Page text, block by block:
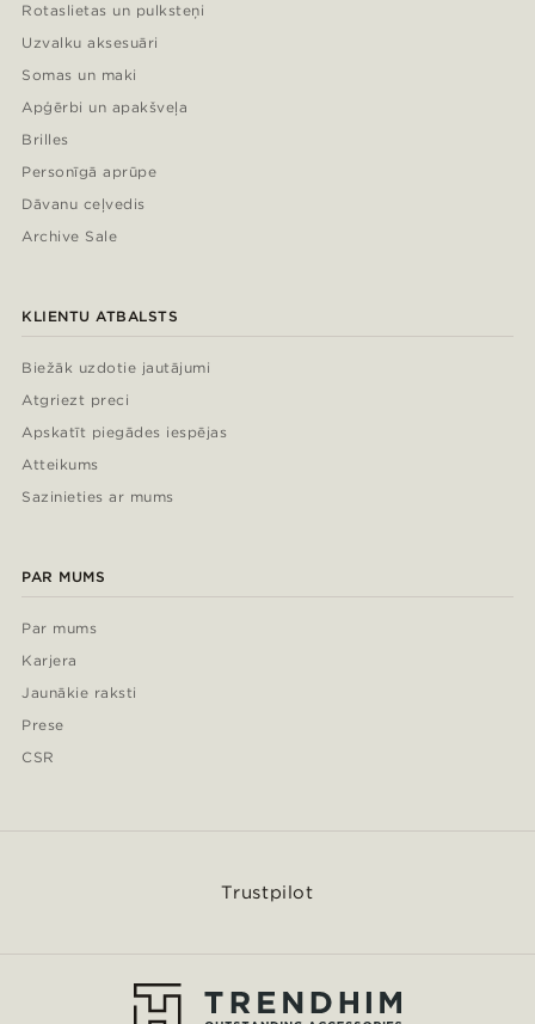
Rotaslietas un pulksteņi
Uzvalku aksesuāri
Somas un maki
Apģērbi un apakšveļa
Brilles
Personīgā aprūpe
Dāvanu ceļvedis
Archive Sale
KLIENTU ATBALSTS
Biežāk uzdotie jautājumi
Atgriezt preci
Apskatīt piegādes iespējas
Atteikums
Sazinieties ar mums
PAR MUMS
Par mums
Karjera
Jaunākie raksti
Prese
CSR
Trustpilot